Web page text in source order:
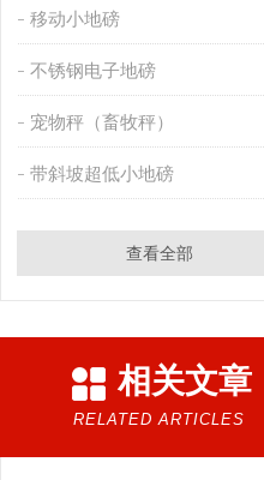
移动小地磅
不锈钢电子地磅
宠物秤（畜牧秤）
带斜坡超低小地磅
查看全部
相关文章
RELATED ARTICLES